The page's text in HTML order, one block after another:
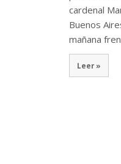
cardenal
Buenos
mañana
Leer »